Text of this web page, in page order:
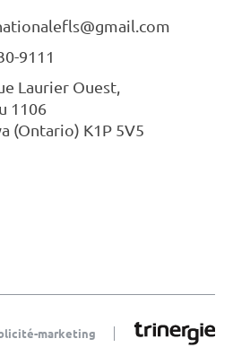
9111
Laurier Ouest,
1106
(Ontario) K1P 5V5
marketing